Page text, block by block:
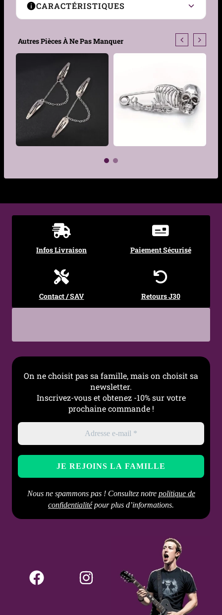
CARACTÉRISTIQUES
Matière
4,6 x 8,3 x 1,3 cm
Dimensions Pince Largeur 5 cm
Autres Pièces À Ne Pas Manquer
Infos Livraison Paiement Sécurisé
Contact / SAV Retours J30
On ne choisit pas sa famille, mais on choisit sa
newsletter.
Inscrivez-vous et obtenez -10% sur votre
prochaine commande !
Nous ne spammons pas ! Consultez notre politique de
confidentialitépour plus d’informations.